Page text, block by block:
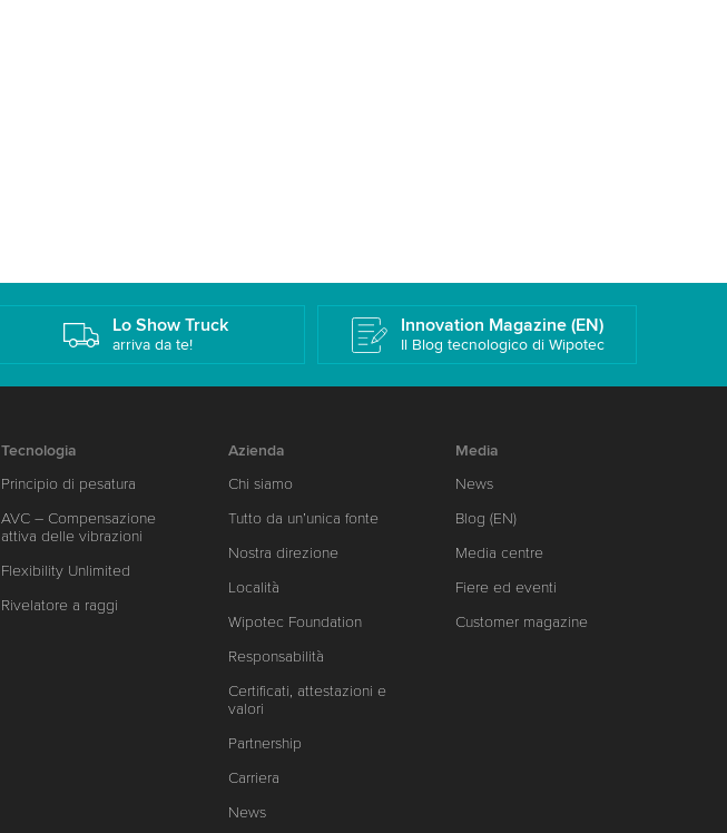
Lo Show Truck
arriva da te!
Innovation Magazine (EN)
Il Blog tecnologico di Wipotec
Tecnologia
Principio di pesatura
AVC – Compensazione
attiva delle vibrazioni
Flexibility Unlimited
Rivelatore a raggi
Azienda
Chi siamo
Tutto da un’unica fonte
Nostra direzione
Località
Wipotec Foundation
Responsabilità
Certificati, attestazioni e
valori
Partnership
Carriera
News
Media
News
Blog (EN)
Media centre
Fiere ed eventi
Customer magazine